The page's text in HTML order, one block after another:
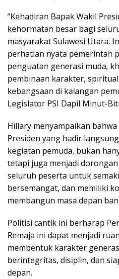
“Kehadiran Bapak Wakil
kehormatan besar bagi
masyarakat Sulawesi Utara.
perhatian nyata pemerintah
penguatan generasi muda,
pembinaan karakter,
kebangsaan di kalangan
Legislator PSI Dapil Minut-
Hillary menyampaikan bahwa
Presiden yang hadir
kegiatan pemuda, bukan
tetapi juga menjadi
seluruh peserta untuk
bersemangat, dan memiliki
membangun masa depan
Politisi cantik ini berharap
Remaja ini dapat menjadi
membentuk karakter
berintegritas, disiplin, dan
depan.